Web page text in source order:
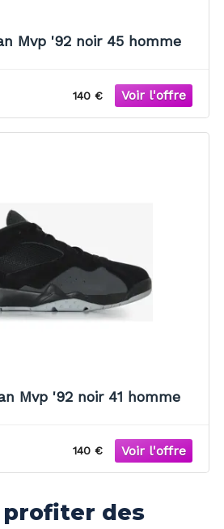
Mvp '92 noir 45 homme
140 €
Mvp '92 noir 41 homme
140 €
des